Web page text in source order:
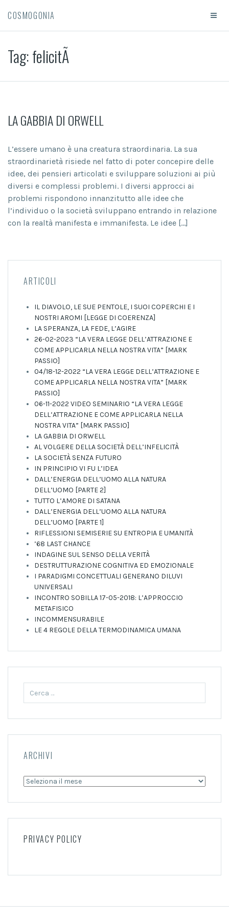
COSMOGONIA
Tag:felicitÃ
LA GABBIA DI ORWELL
L’essere umano è una creatura straordinaria. La sua
straordinarietà risiede nel fatto di poter concepire delle
idee, dei pensieri articolati e sviluppare soluzioni ai più
diversi e complessi problemi. I diversi approcci ai
problemi rispondono innanzitutto alle idee che
l’individuo o la società sviluppano entrando in relazione
con la realtà manifesta e immanifesta. Le idee […]
ARTICOLI
IL DIAVOLO, LE SUE PENTOLE, I SUOI COPERCHI E I
NOSTRI AROMI [LEGGE DI COERENZA]
LA SPERANZA, LA FEDE, L’AGIRE
26-02-2023 “LA VERA LEGGE DELL’ATTRAZIONE E
COME APPLICARLA NELLA NOSTRA VITA” [MARK
PASSIO]
04/18-12-2022 “LA VERA LEGGE DELL’ATTRAZIONE E
COME APPLICARLA NELLA NOSTRA VITA” [MARK
PASSIO]
06-11-2022 VIDEO SEMINARIO “LA VERA LEGGE
DELL’ATTRAZIONE E COME APPLICARLA NELLA
NOSTRA VITA” [MARK PASSIO]
LA GABBIA DI ORWELL
AL VOLGERE DELLA SOCIETÀ DELL’INFELICITÀ
LA SOCIETÀ SENZA FUTURO
IN PRINCIPIO VI FU L’IDEA
DALL’ENERGIA DELL’UOMO ALLA NATURA
DELL’UOMO [PARTE 2]
TUTTO L’AMORE DI SATANA
DALL’ENERGIA DELL’UOMO ALLA NATURA
DELL’UOMO [PARTE 1]
RIFLESSIONI SEMISERIE SU ENTROPIA E UMANITÀ
’68 LAST CHANCE
INDAGINE SUL SENSO DELLA VERITÀ
DESTRUTTURAZIONE COGNITIVA ED EMOZIONALE
I PARADIGMI CONCETTUALI GENERANO DILUVI
UNIVERSALI
INCONTRO SOBILLA 17-05-2018: L’APPROCCIO
METAFISICO
INCOMMENSURABILE
LE 4 REGOLE DELLA TERMODINAMICA UMANA
per:
ARCHIVI
Archivi
PRIVACY POLICY